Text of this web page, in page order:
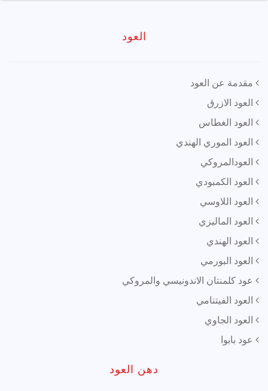
العود
مقدمة عن العود
العود الازرق
العود الغطاس
العود الموري الهندي
العودالمروكي
العود الكمبودي
العود اللاوسي
العود الماليزي
العود الهندي
العود البورمي
عود كلمنتان الاندونيسي والمروكي
العود الفيتنامي
العود الجاوي
عود بابوا
دهن العود